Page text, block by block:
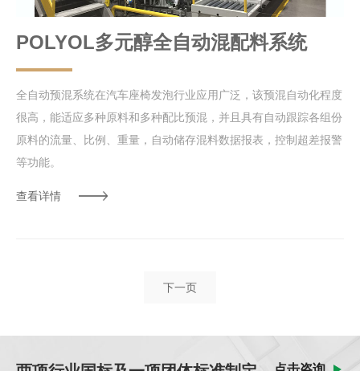
POLYOL多元醇全自动混配料系统
全自动预混系统在汽车座椅发泡行业应用广泛，该预混自动化程度
很高，能适应多种原料和多种配比预混，并且具有自动跟踪各组份
原料的流量、比例、重量，自动储存混料数据报表，控制超差报警
等功能。
查看详情
下一页